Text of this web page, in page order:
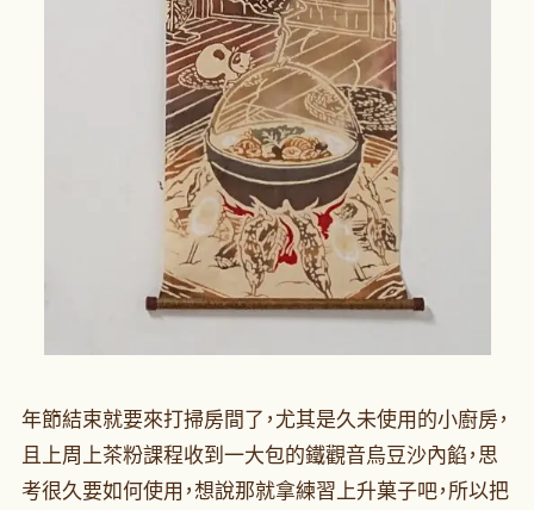
年節結束就要來打掃房間了，尤其是久未使用的小廚房，
且上周上茶粉課程收到一大包的鐵觀音烏豆沙內餡，思
考很久要如何使用，想說那就拿練習上升菓子吧，所以把